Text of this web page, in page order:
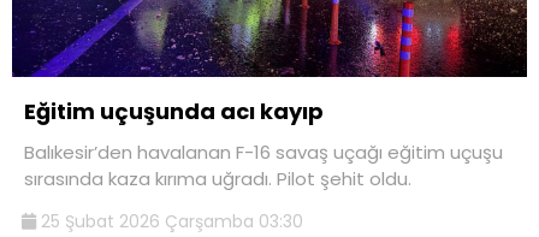
Eğitim uçuşunda acı kayıp
Balıkesir’den havalanan F-16 savaş uçağı eğitim uçuşu
sırasında kaza kırıma uğradı. Pilot şehit oldu.
25 Şubat 2026 Çarşamba 03:30